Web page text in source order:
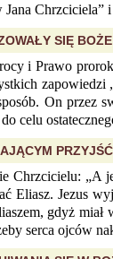
Jana
SIĘ
i Prawo
On przez
celu
Chrzcicielu:
Eliasz. Jezus
gdyż
serca ojców